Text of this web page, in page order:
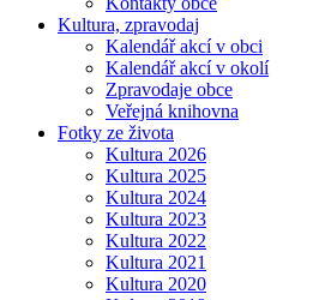
Kultura, zpravodaj
Kalendář akcí v obci
Kalendář akcí v okolí
Zpravodaje obce
Veřejná knihovna
Fotky ze života
Kultura 2026
Kultura 2025
Kultura 2024
Kultura 2023
Kultura 2022
Kultura 2021
Kultura 2020